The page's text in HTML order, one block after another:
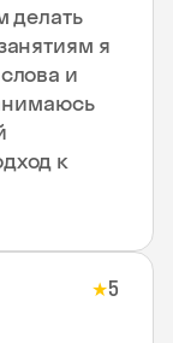
делать
я
и
к
★5